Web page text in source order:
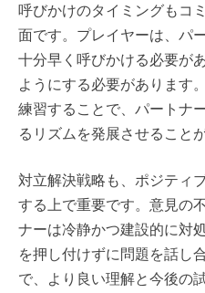
呼びかけのタイミングもコ
面です。プレイヤーは、パ
十分早く呼びかける必要が
ようにする必要があります
練習することで、パートナ
るリズムを発展させること
対立解決戦略も、ポジティ
する上で重要です。意見の
ナーは冷静かつ建設的に対
を押し付けずに問題を話し
で、より良い理解と今後の